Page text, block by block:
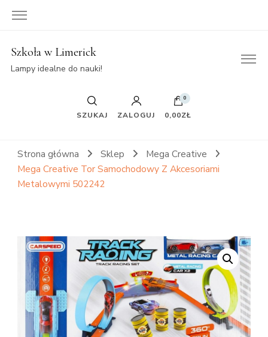
Szkoła w Limerick
Lampy idealne do nauki!
SZUKAJ ZALOGUJ
0
0,00ZŁ
Strona główna Sklep
Mega Creative
Mega Creative Tor Samochodowy Z Akcesoriami
Metalowymi 502242